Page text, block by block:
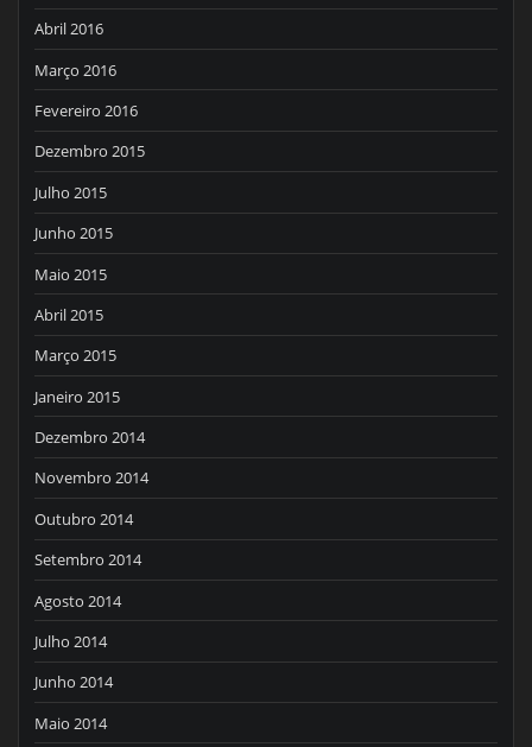
Abril 2016
Março 2016
Fevereiro 2016
Dezembro 2015
Julho 2015
Junho 2015
Maio 2015
Abril 2015
Março 2015
Janeiro 2015
Dezembro 2014
Novembro 2014
Outubro 2014
Setembro 2014
Agosto 2014
Julho 2014
Junho 2014
Maio 2014